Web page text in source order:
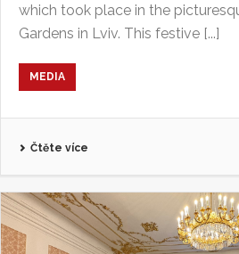
which took place in the
Gardens in Lviv. This festive [...]
MEDIA
Čtěte více